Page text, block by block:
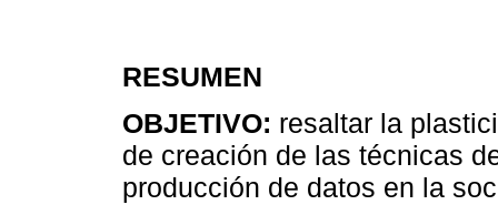
RESUMEN
OBJETIVO: resaltar la
de creación de las técnicas
producción de datos en la